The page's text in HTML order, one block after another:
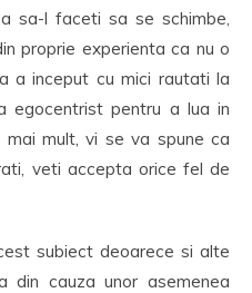
sa-l faceti sa se schimbe,
proprie experienta ca nu o
a inceput cu mici rautati la
egocentrist pentru a lua in
mult, vi se va spune ca
veti accepta orice fel de
subiect deoarece si alte
din cauza unor asemenea